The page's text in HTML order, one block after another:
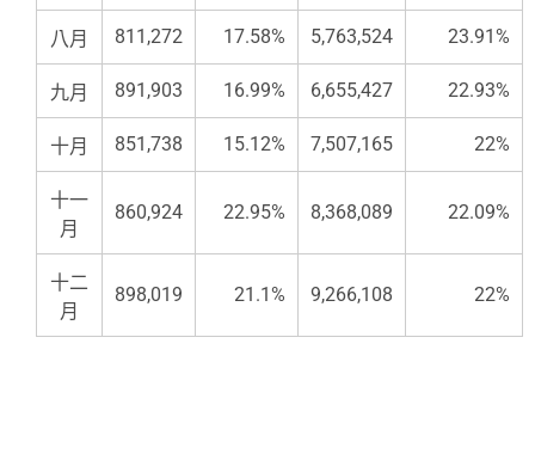
八月 811,272 17.58% 5,763,524 23.91%
九月 891,903 16.99% 6,655,427 22.93%
十月 851,738 15.12% 7,507,165 22%
十一
月
860,924 22.95% 8,368,089 22.09%
十二
月
898,019 21.1% 9,266,108 22%